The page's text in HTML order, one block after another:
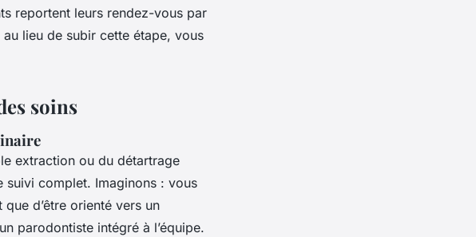
reportent leurs rendez-vous par
au lieu de subir cette étape, vous
soins
extraction ou du détartrage
suivi complet. Imaginons : vous
d’être orienté vers un
parodontiste intégré à l’équipe.